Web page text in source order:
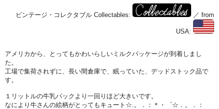
ビンテージ・コレクタブル Collectables: ／ from
USA:
アメリカから、とってもかわいらしいミルクパッケージが到着しまし
た。
工場で集荷されずに、長い間倉庫で、眠っていた、デッドストック品で
す。
１リットルの牛乳パックより一回りほど大きいです。
なにより牛さんの絵柄がとってもキュート☆.。．：＊・゜☆．。．：